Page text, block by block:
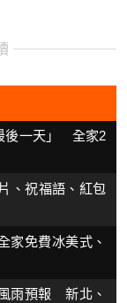
後一天」 全家2
、祝福語、紅包
家免費冰美式、
雨預報 新北、